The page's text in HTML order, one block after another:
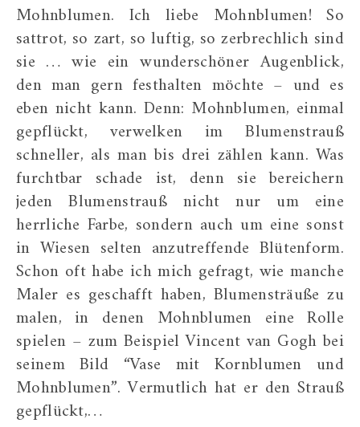
Mohnblumen. Ich liebe Mohnblumen! So
sattrot, so zart, so luftig, so zerbrechlich sind
sie … wie ein wunderschöner Augenblick,
den man gern festhalten möchte – und es
eben nicht kann. Denn: Mohnblumen, einmal
gepflückt, verwelken im Blumenstrauß
schneller, als man bis drei zählen kann. Was
furchtbar schade ist, denn sie bereichern
jeden Blumenstrauß nicht nur um eine
herrliche Farbe, sondern auch um eine sonst
in Wiesen selten anzutreffende Blütenform.
Schon oft habe ich mich gefragt, wie manche
Maler es geschafft haben, Blumensträuße zu
malen, in denen Mohnblumen eine Rolle
spielen – zum Beispiel Vincent van Gogh bei
seinem Bild “Vase mit Kornblumen und
Mohnblumen”. Vermutlich hat er den Strauß
gepflückt,…